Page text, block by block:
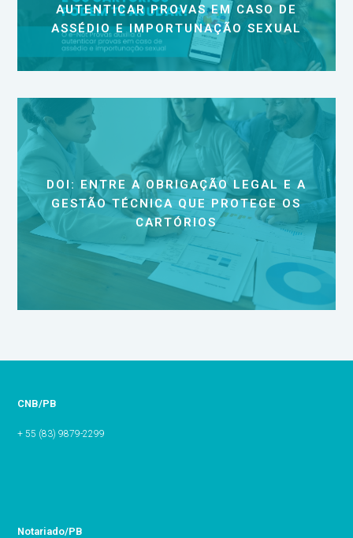
AUTENTICAR PROVAS EM CASO DE
ASSÉDIO E IMPORTUNAÇÃO SEXUAL
DOI: ENTRE A OBRIGAÇÃO LEGAL E A
GESTÃO TÉCNICA QUE PROTEGE OS
CARTÓRIOS
CNB/PB
+ 55 (83) 9879-2299
Notariado/PB